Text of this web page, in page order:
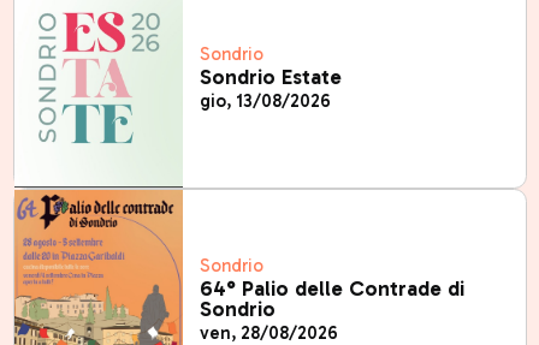
Sondrio
Sondrio Estate
gio, 13/08/2026
Sondrio
64° Palio delle Contrade di
Sondrio
ven, 28/08/2026